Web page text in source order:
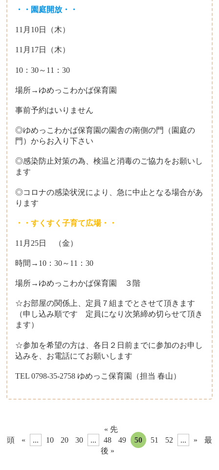
・・園庭開放・・
11月10日（木）
11月17日（木）
10：30～11：30
場所→ゆめっこわかば保育園
事前予約はいりません
◎ゆめっこわかば保育園の園舎の南側の門（園庭の
門）からお入り下さい
◎感染防止対策の為、検温と消毒のご協力をお願いし
ます
◎コロナの感染状況により、急に中止となる場合があ
ります
・・すくすく子育て広場・・
11月25日 （金）
時間→10：30～11：30
場所→ゆめっこわかば保育園 ３階
☆お部屋の関係上、定員７組までとさせて頂きます
（申し込み順です 定員になり次第締め切らせて頂き
ます）
☆参加を希望の方は、各日２日前までに参加のお申し
込みを、お電話にてお願いします
TEL 0798-35-2758 ゆめっこ保育園（担当 春山）
« 先
頭
« ... 10 20 30 ... 48 49 50 51 52 ... »
最
後 »